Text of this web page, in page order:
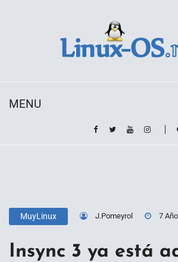
MENU
MuyLinux J.Pomeyrol 7
Insync 3 ya está